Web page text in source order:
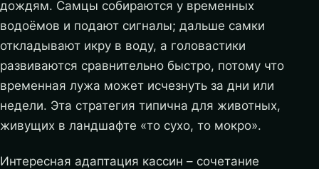
дождям. Самцы собираются у временных
водоёмов и подают сигналы; дальше самки
откладывают икру в воду, а головастики
развиваются сравнительно быстро, потому что
временная лужа может исчезнуть за дни или
недели. Эта стратегия типична для животных,
живущих в ландшафте «то сухо, то мокро».
Интересная адаптация кассин – сочетание